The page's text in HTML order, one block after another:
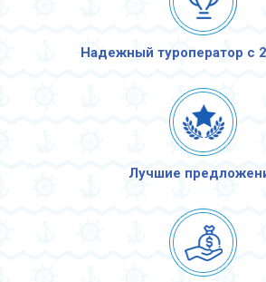
Надежный туроператор с
Лучшие